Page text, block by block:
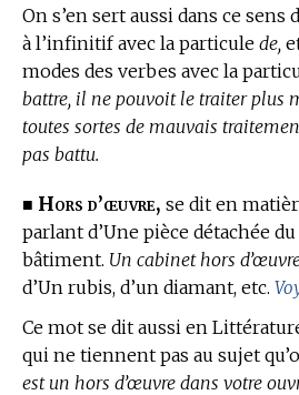
On s’en sert aussi dans ce sens
à l’infinitif avec la particule de,
modes des verbes avec la
battre, il ne pouvoit le traiter plus
toutes sortes de mauvais
pas battu.
■ Hors d’œuvre, se dit en
parlant d’Une pièce détachée
bâtiment. Un cabinet hors
d’Un rubis, d’un diamant, etc.
Ce mot se dit aussi en
qui ne tiennent pas au sujet
est un hors d’œuvre dans votre